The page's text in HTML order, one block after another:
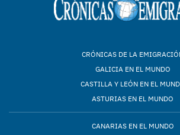
CRÓNICAS DE LA
GALICIA EN EL MUNDO
CASTILLA Y LEÓN EN EL
ASTURIAS EN EL MUNDO
CANARIAS EN EL MUNDO